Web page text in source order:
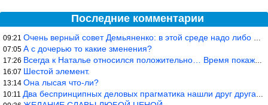
Последние комментарии
09:21 Очень верный совет Демьяненко: в этой среде надо либо иметь зубы
07:05 А с дочерью то какие зменения?
17:26 Всегда к Наталье относился положительно… Время покажет, что буде
16:07 Шестой элемент.
13:14 Она лысая что-ли?
10:11 Два беспринципных деловых прагматика нашли друг друга и «остепен